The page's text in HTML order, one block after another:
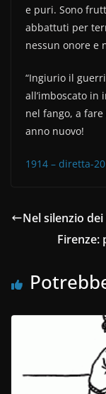
e puri. Sono
abbattuti per
nessun onore e
“Ingiurio il
all’imboscato in
nel fango, a
anno nuovo!
1914 – diretta-
Nel silenzio
Firenze: